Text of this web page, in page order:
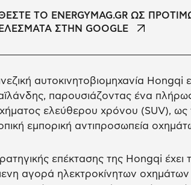
ΤΟ ENERGYMAG.GR ΩΣ
ΣΤΗΝ GOOGLE
αυτοκινητοβιομηχανία
παρουσιάζοντας ένα
ελεύθερου χρόνου (SUV), ως
εμπορική αντιπροσωπεία
επέκτασης της Hongqi έχει
αγορά ηλεκτροκίνητων οχημάτων